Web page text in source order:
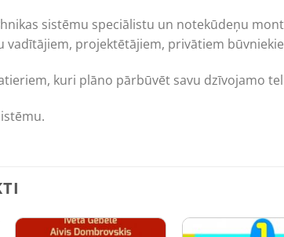
sistēmu speciālistu un notekūdeņu
vadītājiem, projektētājiem, privātiem
kuri plāno pārbūvēt savu dzīvojamo